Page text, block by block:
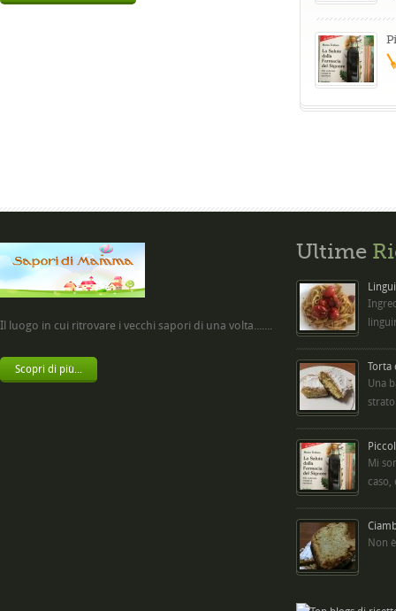
Il luogo in cui ritrovare i vecchi sapori di una volta.......
Scopri di più...
Ultime
Torta
Una
Mi
caso,
Non